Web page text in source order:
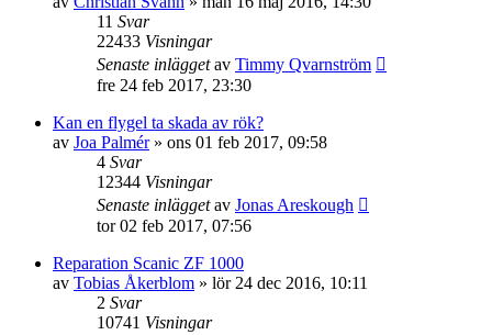
11 Svar
22433 Visningar
Senaste inläggetav Timmy Qvarnström
fre 24 feb 2017, 23:30
Kan en flygel ta skada av rök?
av Joa Palmér» ons 01 feb 2017, 09:58
4 Svar
12344 Visningar
Senaste inläggetav Jonas Areskough
tor 02 feb 2017, 07:56
Reparation Scanic ZF 1000
av Tobias Åkerblom » lör 24 dec 2016, 10:11
2 Svar
10741 Visningar